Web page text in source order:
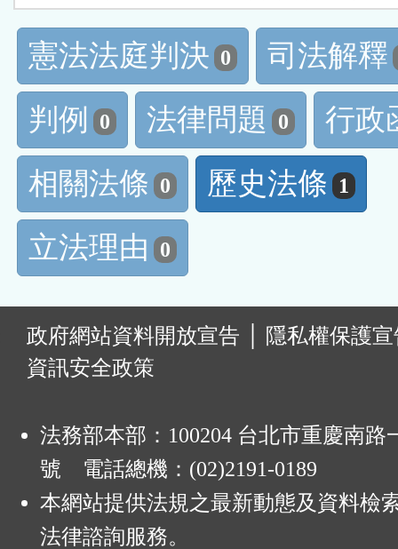
憲法法庭判決 0
司法解釋
判例
0 法律問題 0
行政
相關法條 0 歷史法條 1
立法理由 0
政府網站資料開放宣告
隱私權保護
資訊安全政策
法務部本部：100204 台北市重慶南路
號 電話總機：(02)2191-0189
本網站提供法規之最新動態及資料檢
法律諮詢服務。